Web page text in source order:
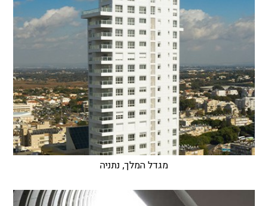
מגדל המלך, נתניה